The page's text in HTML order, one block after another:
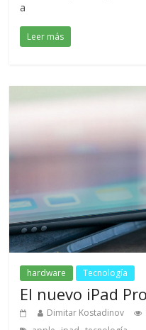
a
Leer más
hardware Tecnología
El nuevo iPad
Dimitar Kostadinov